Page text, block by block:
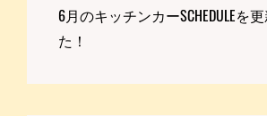
6月のキッチンカーSCHEDULEを
た！